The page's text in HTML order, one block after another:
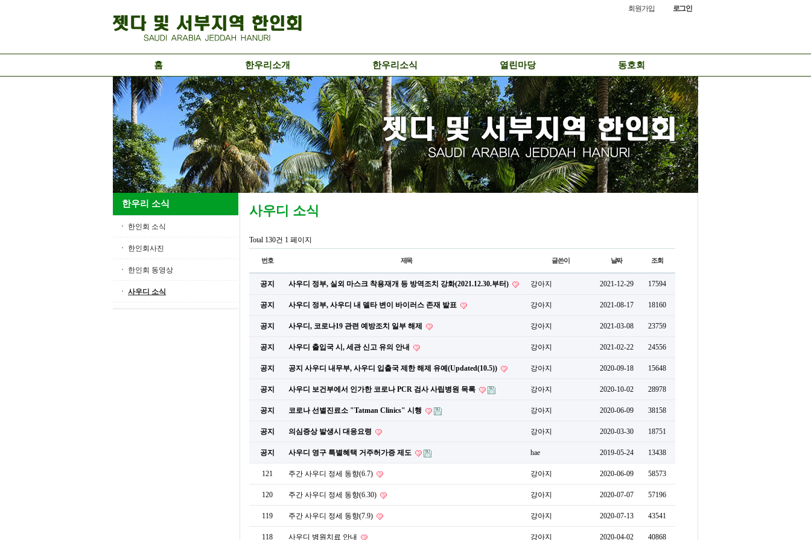
회원가입 로그인
홈 한우리소개 한우리소식 열린마당 동호회
한우리 소식
한인회 소식
한인회사진
한인회 동영상
사우디 소식
사우디 소식
Total 130건 1 페이지
번호 제목 글쓴이 날짜 조회
공지 사우디 정부, 실외 마스크 착용재개 등 방역조치 강화(2021.12.30.부터) 강아지 2021-12-29 17594
공지 사우디 정부, 사우디 내 델타 변이 바이러스 존재 발표 강아지 2021-08-17 18160
공지 사우디, 코로나19 관련 예방조치 일부 해제 강아지 2021-03-08 23759
공지 사우디 출입국 시, 세관 신고 유의 안내 강아지 2021-02-22 24556
공지 공지 사우디 내무부, 사우디 입출국 제한 해제 유예(Updated(10.5)) 강아지 2020-09-18 15648
공지 사우디 보건부에서 인가한 코로나 PCR 검사 사립병원 목록 강아지 2020-10-02 28978
공지 코로나 선별진료소 "Tatman Clinics" 시행 강아지 2020-06-09 38158
공지 의심증상 발생시 대응요령 강아지 2020-03-30 18751
공지 사우디 영구 특별혜택 거주허가증 제도 hae 2019-05-24 13438
121 주간 사우디 정세 동향(6.7) 강아지 2020-06-09 58573
120 주간 사우디 정세 동향(6.30) 강아지 2020-07-07 57196
119 주간 사우디 정세 동향(7.9) 강아지 2020-07-13 43541
118 사우디 병원치료 안내 강아지 2020-04-02 40868